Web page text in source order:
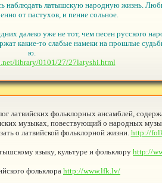
наблюдать латышскую народную жизнь.
от пастухов, и пение сольное.
далеко уже не тот, чем песен русского
какие-то слабые намеки на прошлые
ю.
library/0101/27/27latyshi.html
латвийских фольклорных ансамблей,
музыках, повествующий о народных
о латвийской фольклорной жизни.http://
языку, культуре и фольклору http://
фольклораhttp://www.lfk.lv/